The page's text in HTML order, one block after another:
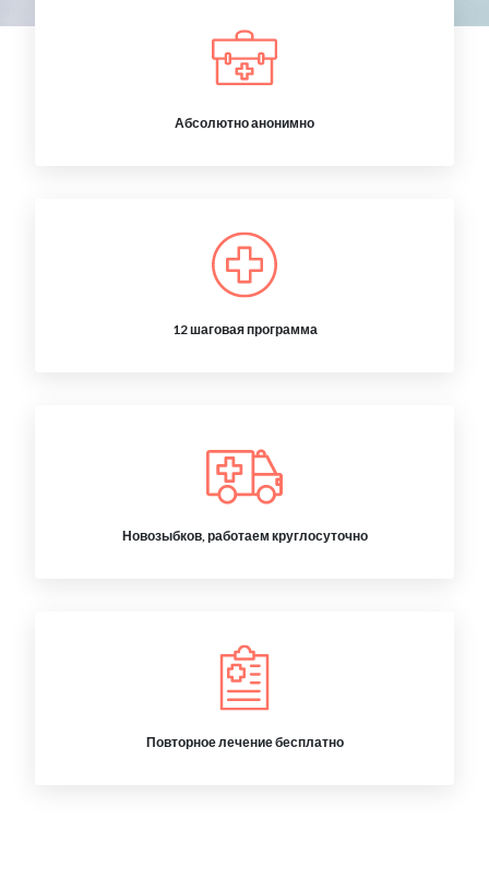
Абсолютно анонимно
12 шаговая программа
Новозыбков, работаем круглосуточно
Повторное лечение бесплатно